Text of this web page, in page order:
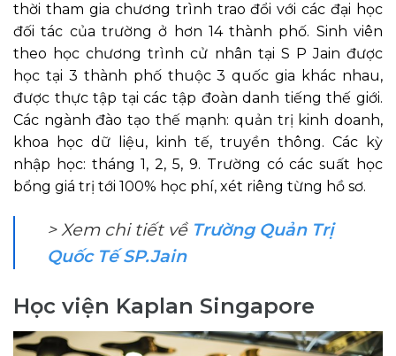
thời tham gia chương trình trao đổi với các đại học
đối tác của trường ở hơn 14 thành phố. Sinh viên
theo học chương trình cử nhân tại S P Jain được
học tại 3 thành phố thuộc 3 quốc gia khác nhau,
được thực tập tại các tập đoàn danh tiếng thế giới.
Các ngành đào tạo thế mạnh: quản trị kinh doanh,
khoa học dữ liệu, kinh tế, truyền thông. Các kỳ
nhập học: tháng 1, 2, 5, 9. Trường có các suất học
bổng giá trị tới 100% học phí, xét riêng từng hồ sơ.
> Xem chi tiết về Trường Quản Trị
Quốc Tế SP.Jain
Học viện Kaplan Singapore